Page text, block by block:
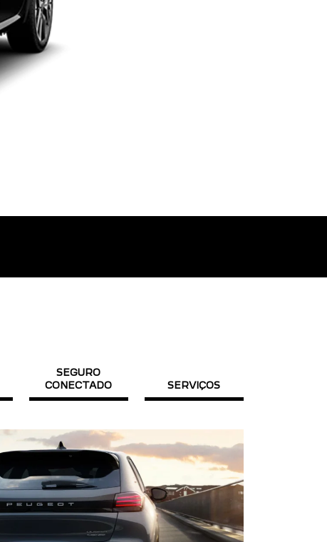
SEGURO
CONECTADO
SERVIÇOS